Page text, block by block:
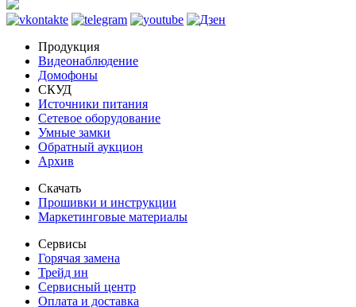
Продукция
Видеонаблюдение
Домофоны
СКУД
Источники питания
Сетевое оборудование
Умные замки
Обратный аукцион
Архив
Скачать
Прошивки и инструкции
Маркетинговые материалы
Сервисы
Горячая замена
Трейд ин
Сервисный центр
Оплата и доставка